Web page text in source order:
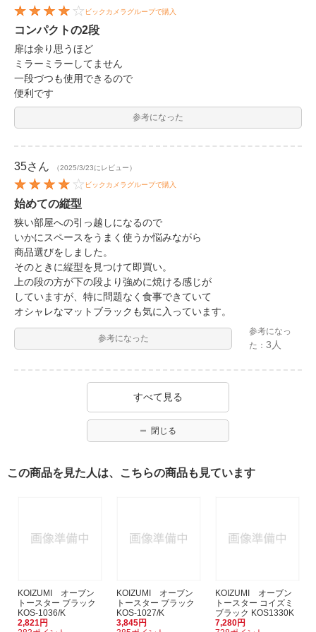
ビックカメラグループで購入
コンパクトの2段
扉は余り思うほど
ミラーミラーしてません
一段づつも使用できるので
便利です
参考になった
35さん （2025/3/23にレビュー）
ビックカメラグループで購入
始めての縦型
狭い部屋への引っ越しになるので
いかにスペースをうまく使うか悩みながら
商品選びをしました。
そのときに縦型を見つけて即買い。
上の段の方が下の段より強めに焼ける感じが
していますが、特に問題なく食事できていて
オシャレなマットブラックも気に入っています。
参考になった
参考になっ
た：3人
すべて見る
閉じる
この商品を見た人は、こちらの商品も見ています
KOIZUMI オーブン
トースター ブラック
KOS-1036/K
2,821円
KOIZUMI オーブン
トースター ブラック
KOS-1027/K
3,845円
KOIZUMI オーブン
トースター コイズミ
ブラック KOS1330K
7,280円